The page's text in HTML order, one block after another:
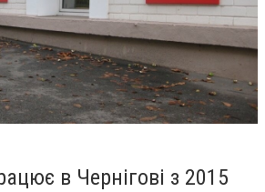
в Чернігові з 2015